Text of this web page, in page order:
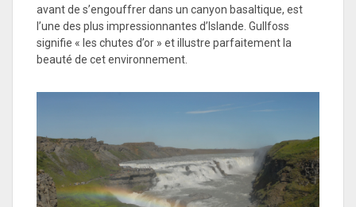
avant de s’engouffrer dans un canyon basaltique, est
l’une des plus impressionnantes d’Islande. Gullfoss
signifie « les chutes d’or » et illustre parfaitement la
beauté de cet environnement.